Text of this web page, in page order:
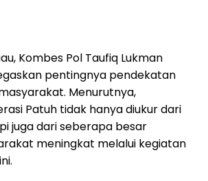
Kombes Pol Taufiq Lukman
pentingnya pendekatan
Menurutnya,
Patuh tidak hanya diukur dari
juga dari seberapa besar
meningkat melalui kegiatan